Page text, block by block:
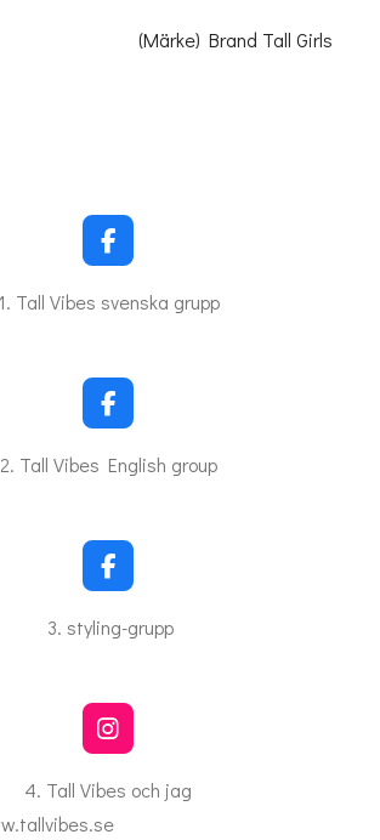
(Märke) Brand Tall Girls
F
a
c
o
k
1. Tall Vibes svenska grupp
F
a
c
o
k
2. Tall Vibes English group
F
a
c
e
o
k
3. styling-grupp
I
n
s
a
4. Tall Vibes och jag